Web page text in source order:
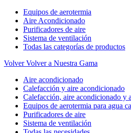
Equipos de aerotermia
Aire Acondicionado
Purificadores de aire
Sistema de ventilación
Todas las categorías de productos
Volver Volver a Nuestra Gama
Aire acondicionado
Calefacción y aire acondicionado
Calefacción, aire acondicionado y
Equipos de aerotermia para agua
Purificadores de aire
Sistema de ventilación